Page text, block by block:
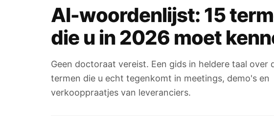
AI-woordenlijst: 15
die u in 2026 moet
Geen doctoraat vereist. Een gids in heldere taal over
termen die u echt tegenkomt in meetings, demo's en
verkooppraatjes van leveranciers.